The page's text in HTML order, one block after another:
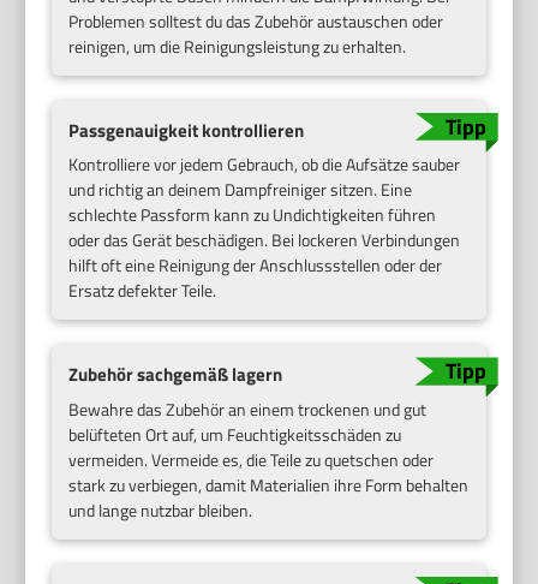
Problemen solltest du das Zubehör austauschen oder
reinigen, um die Reinigungsleistung zu erhalten.
Passgenauigkeit kontrollieren
Kontrolliere vor jedem Gebrauch, ob die Aufsätze sauber
und richtig an deinem Dampfreiniger sitzen. Eine
schlechte Passform kann zu Undichtigkeiten führen
oder das Gerät beschädigen. Bei lockeren Verbindungen
hilft oft eine Reinigung der Anschlussstellen oder der
Ersatz defekter Teile.
Zubehör sachgemäß lagern
Bewahre das Zubehör an einem trockenen und gut
belüfteten Ort auf, um Feuchtigkeitsschäden zu
vermeiden. Vermeide es, die Teile zu quetschen oder
stark zu verbiegen, damit Materialien ihre Form behalten
und lange nutzbar bleiben.